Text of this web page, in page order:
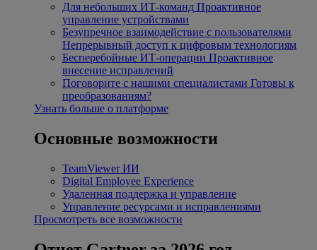
Для небольших ИТ-команд Проактивное
управление устройствами
Безупречное взаимодействие с пользователями
Непрерывный доступ к цифровым технологиям
Бесперебойные ИТ-операции Проактивное
внесение исправлений
Поговорите с нашими специалистами Готовы к
преобразованиям?
Узнать больше о платформе
Основные возможности
TeamViewer ИИ
Digital Employee Experience
Удаленная поддержка и управление
Управление ресурсами и исправлениями
Просмотреть все возможности